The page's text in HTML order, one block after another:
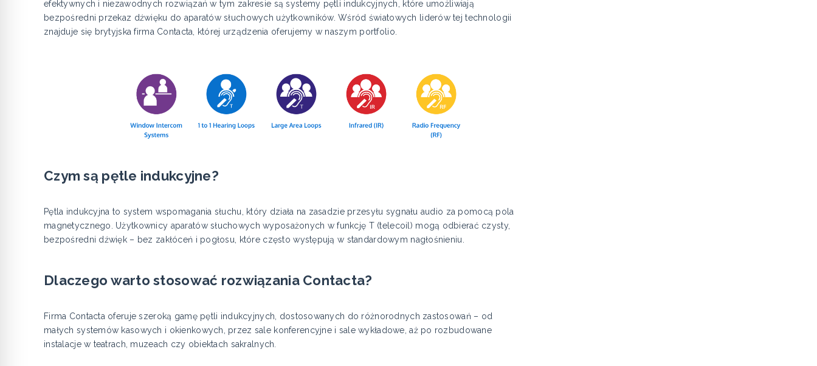
efektywnych i niezawodnych rozwiązań w tym zakresie są systemy pętli indukcyjnych, które umożliwiają
bezpośredni przekaz dźwięku do aparatów słuchowych użytkowników. Wśród światowych liderów tej technologii
znajduje się brytyjska firma Contacta, której urządzenia oferujemy w naszym portfolio.
Czym są pętle indukcyjne?
Pętla indukcyjna to system wspomagania słuchu, który działa na zasadzie przesyłu sygnału audio za pomocą pola
magnetycznego. Użytkownicy aparatów słuchowych wyposażonych w funkcję T (telecoil) mogą odbierać czysty,
bezpośredni dźwięk – bez zakłóceń i pogłosu, które często występują w standardowym nagłośnieniu.
Dlaczego warto stosować rozwiązania Contacta?
Firma Contacta oferuje szeroką gamę pętli indukcyjnych, dostosowanych do różnorodnych zastosowań – od
małych systemów kasowych i okienkowych, przez sale konferencyjne i sale wykładowe, aż po rozbudowane
instalacje w teatrach, muzeach czy obiektach sakralnych.